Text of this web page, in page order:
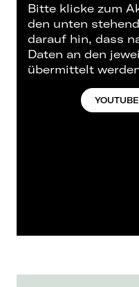
Bitte klicke zum
den unten
darauf hin, dass
Daten an den
übermittelt